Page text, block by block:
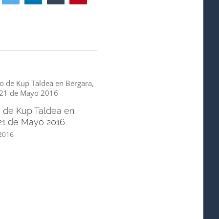
Kup Taldea en
de Mayo 2016